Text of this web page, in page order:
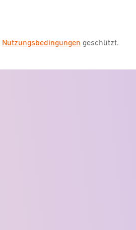
Nutzungsbedingungen geschützt.